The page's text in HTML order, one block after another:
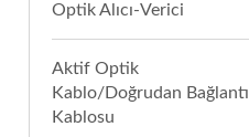
Optik Alıcı-Verici
Aktif Optik
Kablo/Doğrudan Bağlantı
Kablosu